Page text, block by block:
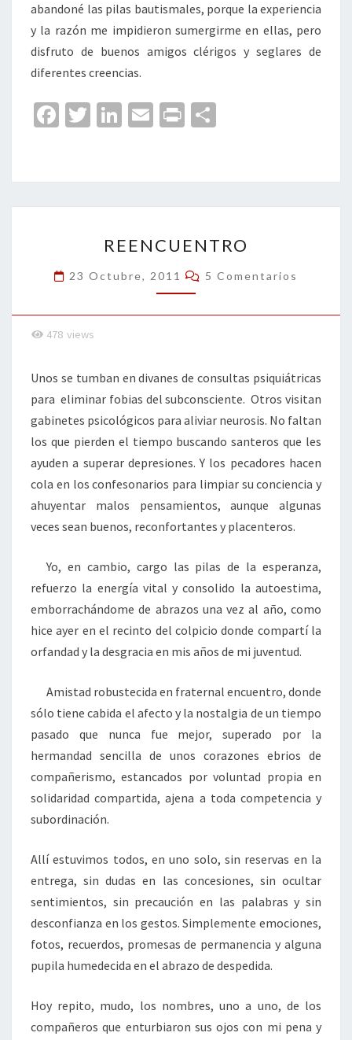
abandoné las pilas bautismales, porque la experiencia
y la razón me impidieron sumergirme en ellas, pero
disfruto de buenos amigos clérigos y seglares de
diferentes creencias.
Fa
o
o
T
er
Li
dI
n
E
l
Pr
p
ar
tir
REENCUENTRO
23 Octubre, 2011 Comentarios
5 Comentarios
478 views
Unos se tumban en divanes de consultas psiquiátricas
para eliminar fobias del subconsciente. Otros visitan
gabinetes psicológicos para aliviar neurosis. No faltan
los que pierden el tiempo buscando santeros que les
ayuden a superar depresiones. Y los pecadores hacen
cola en los confesonarios para limpiar su conciencia y
ahuyentar malos pensamientos, aunque algunas
veces sean buenos, reconfortantes y placenteros.
Yo, en cambio, cargo las pilas de la esperanza,
refuerzo la energía vital y consolido la autoestima,
emborrachándome de abrazos una vez al año, como
hice ayer en el recinto del colpicio donde compartí la
orfandad y la desgracia en mis años de mi juventud.
Amistad robustecida en fraternal encuentro, donde
sólo tiene cabida el afecto y la nostalgia de un tiempo
pasado que nunca fue mejor, superado por la
hermandad sencilla de unos corazones ebrios de
compañerismo, estancados por voluntad propia en
solidaridad compartida, ajena a toda competencia y
subordinación.
Allí estuvimos todos, en uno solo, sin reservas en la
entrega, sin dudas en las concesiones, sin ocultar
sentimientos, sin precaución en las palabras y sin
desconfianza en los gestos. Simplemente emociones,
fotos, recuerdos, promesas de permanencia y alguna
pupila humedecida en el abrazo de despedida.
Hoy repito, mudo, los nombres, uno a uno, de los
compañeros que enturbiaron sus ojos con mi pena y